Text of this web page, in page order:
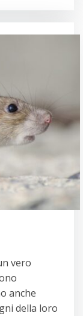
vero
anche
della loro